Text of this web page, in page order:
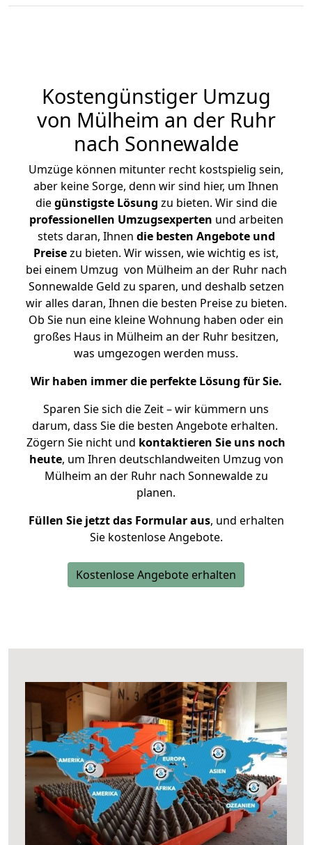
Kostengünstiger Umzug
von Mülheim an der Ruhr
nach Sonnewalde
Umzüge können mitunter recht kostspielig sein,
aber keine Sorge, denn wir sind hier, um Ihnen
diegünstigste Lösung zu bieten. Wir sind die
professionellen Umzugsexperten und arbeiten
stets daran, Ihnen die besten Angebote und
Preisezu bieten. Wir wissen, wie wichtig es ist,
bei einem Umzug von Mülheim an der Ruhr nach
Sonnewalde Geld zu sparen, und deshalb setzen
wir alles daran, Ihnen die besten Preise zu bieten.
Ob Sie nun eine kleine Wohnung haben oder ein
großes Haus in Mülheim an der Ruhr besitzen,
was umgezogen werden muss.
Wir haben immer die perfekte Lösung für Sie.
Sparen Sie sich die Zeit – wir kümmern uns
darum, dass Sie die besten Angebote erhalten.
Zögern Sie nicht und kontaktieren Sie uns noch
heute, um Ihren deutschlandweiten Umzug von
Mülheim an der Ruhr nach Sonnewalde zu
planen.
Füllen Sie jetzt das Formular aus, und erhalten
Sie kostenlose Angebote.
Kostenlose Angebote erhalten